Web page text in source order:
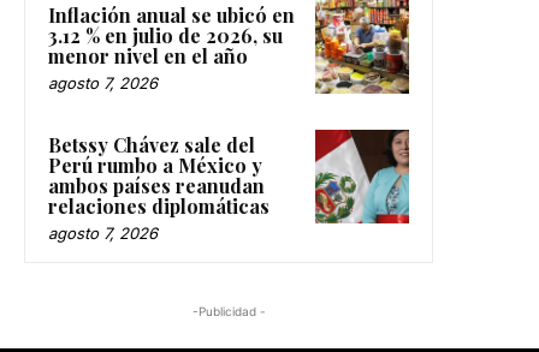
Inflación anual se ubicó en
3.12 % en julio de 2026, su
menor nivel en el año
agosto 7, 2026
Betssy Chávez sale del
Perú rumbo a México y
ambos países reanudan
relaciones diplomáticas
agosto 7, 2026
-Publicidad -